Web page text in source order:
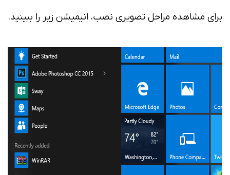
برای مشاهده مراحل تصویری نصب، انیمیشن زیر را ببینید.